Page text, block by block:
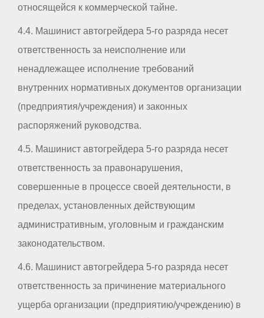
относящейся к коммерческой тайне.
4.4. Машинист автогрейдера 5-го разряда несет
ответственность за неисполнение или
ненадлежащее исполнение требований
внутренних нормативных документов организации
(предприятия/учреждения) и законных
распоряжений руководства.
4.5. Машинист автогрейдера 5-го разряда несет
ответственность за правонарушения,
совершенные в процессе своей деятельности, в
пределах, установленных действующим
административным, уголовным и гражданским
законодательством.
4.6. Машинист автогрейдера 5-го разряда несет
ответственность за причинение материального
ущерба организации (предприятию/учреждению) в